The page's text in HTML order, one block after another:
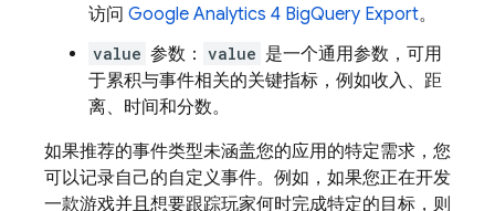
访问 Google Analytics 4 BigQuery Export。
value 参数： value 是一个通用参数，可用
于累积与事件相关的关键指标，例如收入、距
离、时间和分数。
如果推荐的事件类型未涵盖您的应用的特定需求，您
可以记录自己的自定义事件。例如，如果您正在开发
一款游戏并且想要跟踪玩家何时完成特定的目标，则